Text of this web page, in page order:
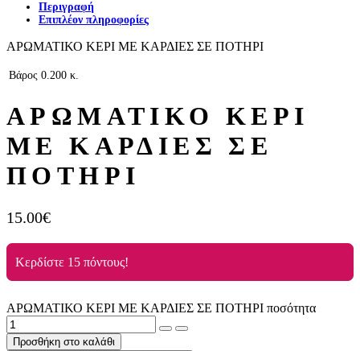
Περιγραφή
Επιπλέον πληροφορίες
ΑΡΩΜΑΤΙΚΟ ΚΕΡΙ ΜΕ ΚΑΡΔΙΕΣ ΣΕ ΠΟΤΗΡΙ
Βάρος 0.200 κ.
ΑΡΩΜΑΤΙΚΟ ΚΕΡΙ
ΜΕ ΚΑΡΔΙΕΣ ΣΕ
ΠΟΤΗΡΙ
15.00€
Κερδίστε 15 πόντους!
ΑΡΩΜΑΤΙΚΟ ΚΕΡΙ ΜΕ ΚΑΡΔΙΕΣ ΣΕ ΠΟΤΗΡΙ ποσότητα
Προσθήκη στο καλάθι